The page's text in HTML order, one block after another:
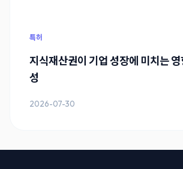
특허
지식재산권이 기업 성장에 미치는
성
2026-07-30